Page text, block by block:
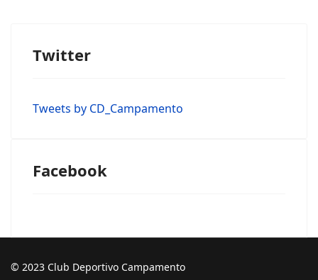
Twitter
Tweets by CD_Campamento
Facebook
© 2023 Club Deportivo Campamento